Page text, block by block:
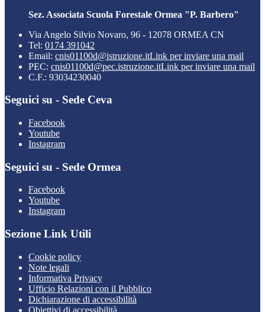
Sez. Associata Scuola Forestale Ormea "P. Barbero"
Via Angelo Silvio Novaro, 96 - 12078 ORMEA CN
Tel: 0174 391042
Email: cnis01100d@istruzione.itLink per inviare una mail
PEC: cnis01100d@pec.istruzione.itLink per inviare una mail
C.F.: 93034230040
Seguici su - Sede Ceva
Facebook
Youtube
Instagram
Seguici su - Sede Ormea
Facebook
Youtube
Instagram
Sezione Link Utili
Cookie policy
Note legali
Informativa Privacy
Ufficio Relazioni con il Pubblico
Dichiarazione di accessibilità
Obiettivi di accessibilità